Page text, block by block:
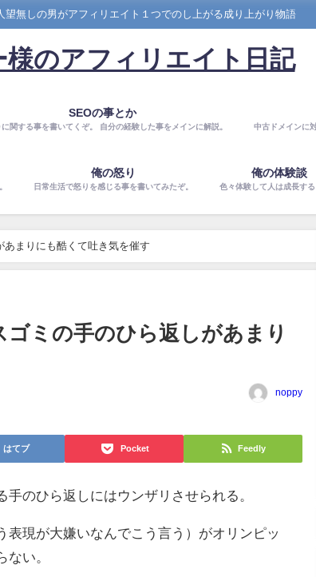
望無しの男がアフィリエイト１つでのし上がる成り上がり物語
様のアフィリエイト日記
SEOの事とか
に関する事を書いてくぞ。 自分の経験した事をメインに解説。 中古ドメインに
俺の怒り
日常生活で怒りを感じる事を書いてみたぞ。
俺の体験談
色々体験して人は成長す
まりにも酷くて吐き気を催す
ミの手のひら返しがあまり
noppy
はてブ Pocket Feedly
のひら返しにはウンザリさせられる。
現が大嫌いなんでこう言う）がオリンピッ
ない。